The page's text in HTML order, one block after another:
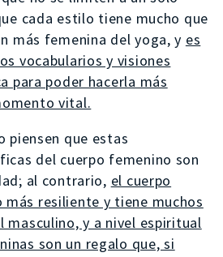
cada estilo tiene mucho que
más femenina del yoga, y es
vocabularios y visiones
para poder hacerla más
vital.
piensen que estas
del cuerpo femenino son
al contrario, el cuerpo
más resiliente y tiene muchos
masculino, y a nivel espiritual
son un regalo que, si